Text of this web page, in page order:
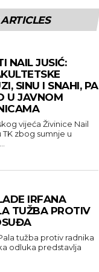
NAIL JUSIĆ:
SINU I SNAHI, PA
U JAVNOM
vijeća Živinice Nail
TK zbog sumnje u
IRFANA
TUŽBA PROTIV
tužba protiv radnika